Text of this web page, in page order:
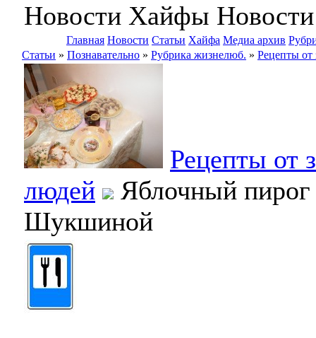
Новости Хайфы
Главная Новости Статьи Хайфа Медиа архив
Статьи » Познавательно » Рубрика жизнелюб. » Рецепты
Рецепты от
людей
Яблочный
Шукшиной